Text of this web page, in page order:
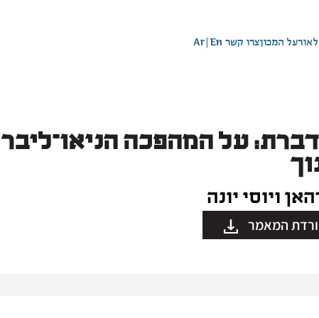
על המכוןצרו קשר En
|
Ar
על המהפכה
ויוסי יונה
המאמר